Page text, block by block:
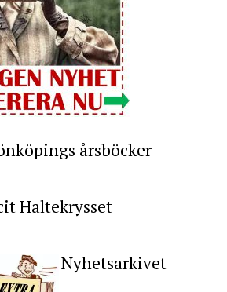
årsböcker
Haltekrysset
Nyhetsarkivet